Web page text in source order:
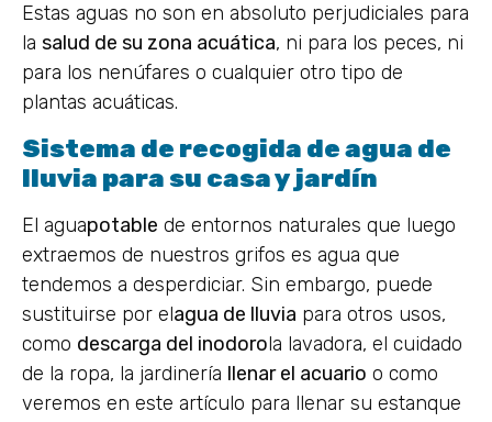
Estas aguas no son en absoluto perjudiciales para
la salud de su zona acuática, ni para los peces, ni
para los nenúfares o cualquier otro tipo de
plantas acuáticas.
Sistema de recogida de agua de
lluvia para su casa y jardín
El aguapotable de entornos naturales que luego
extraemos de nuestros grifos es agua que
tendemos a desperdiciar. Sin embargo, puede
sustituirse por elagua de lluvia para otros usos,
como descarga del inodorola lavadora, el cuidado
de la ropa, la jardinería llenar el acuario o como
veremos en este artículo para llenar su estanque